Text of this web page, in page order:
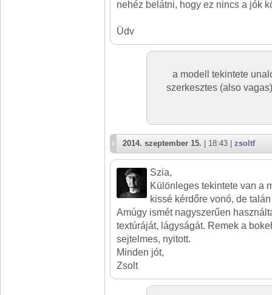
nehéz belátni, hogy ez nincs a jók
Üdv
a modell tekintete
szerkesztes (also
2014. szeptember 15. | 18:43 | zsoltf
Szia,
Különleges tekintete van a
kissé kérdőre vonó, de
Amúgy ismét nagyszerűen
textúráját, lágyságát. Remek a
sejtelmes, nyitott.
Minden jót,
Zsolt